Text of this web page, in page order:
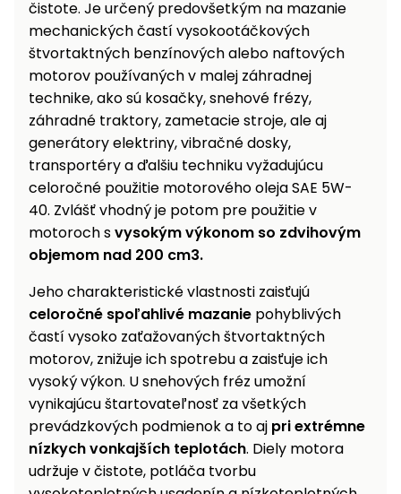
Príslušenstvo
čistote. Je určený predovšetkým na mazanie
mechanických častí vysokootáčkových
štvortaktných benzínových alebo naftových
motorov používaných v malej záhradnej
technike, ako sú kosačky, snehové frézy,
záhradné traktory, zametacie stroje, ale aj
generátory elektriny, vibračné dosky,
transportéry a ďalšiu techniku vyžadujúcu
celoročné použitie motorového oleja SAE 5W-
40. Zvlášť vhodný je potom pre použitie v
motoroch svysokým výkonom so zdvihovým
objemom nad 200 cm3.
Jeho charakteristické vlastnosti zaisťujú
celoročné spoľahlivé mazanie pohyblivých
častí vysoko zaťažovaných štvortaktných
motorov, znižuje ich spotrebu a zaisťuje ich
vysoký výkon. U snehových fréz umožní
vynikajúcu štartovateľnosť za všetkých
prevádzkových podmienok a to aj pri extrémne
nízkych vonkajších teplotách. Diely motora
udržuje v čistote, potláča tvorbu